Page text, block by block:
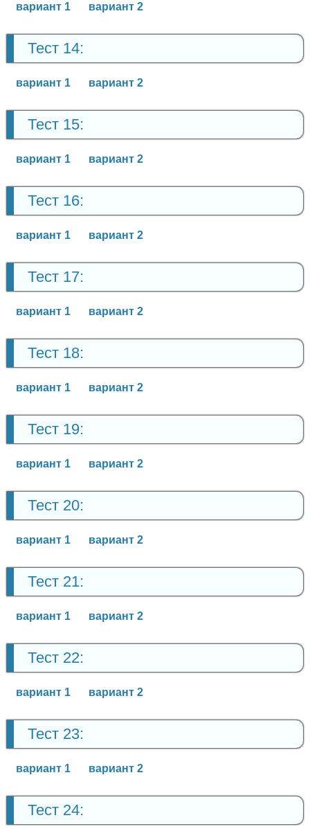
вариант 1 вариант 2
Тест 14:
вариант 1 вариант 2
Тест 15:
вариант 1 вариант 2
Тест 16:
вариант 1 вариант 2
Тест 17:
вариант 1 вариант 2
Тест 18:
вариант 1 вариант 2
Тест 19:
вариант 1 вариант 2
Тест 20:
вариант 1 вариант 2
Тест 21:
вариант 1 вариант 2
Тест 22:
вариант 1 вариант 2
Тест 23:
вариант 1 вариант 2
Тест 24: